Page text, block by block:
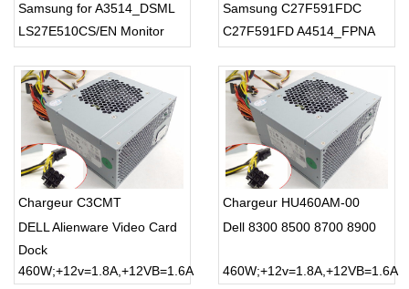
Samsung for A3514_DSML
LS27E510CS/EN Monitor
Samsung C27F591FDC
C27F591FD A4514_FPNA
Chargeur C3CMT
DELL Alienware Video Card
Dock
460W;+12v=1.8A,+12VB=1.6A
Chargeur HU460AM-00
Dell 8300 8500 8700 8900
460W;+12v=1.8A,+12VB=1.6A